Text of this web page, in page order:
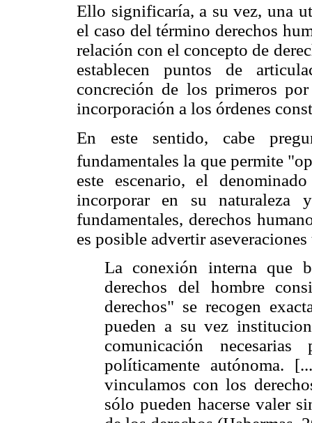
Ello significaría, a su vez, una
el caso del término derechos
relación con el concepto de
establecen puntos de
concreción de los primeros
incorporación a los órdenes
En este sentido, cabe
fundamentales la que permite
este escenario, el
incorporar en su naturaleza
fundamentales, derechos
es posible advertir
La conexión interna que
derechos del hombre
derechos" se recogen
pueden a su vez
comunicación
políticamente autónoma.
vinculamos con los
sólo pueden hacerse valer